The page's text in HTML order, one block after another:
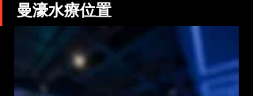
曼濠水療位置